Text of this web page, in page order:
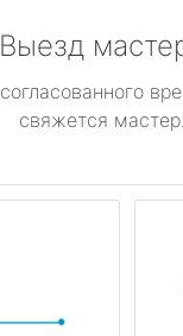
Выезд
свяжется мастер.